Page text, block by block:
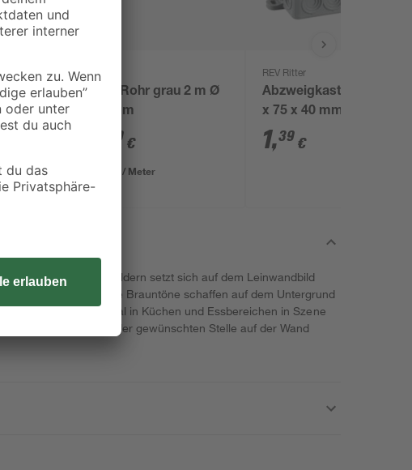
ml
Kopp
ISO-Rohr grau 2 m Ø
20 mm
79 €
0,90 € / Meter
REV Ritter
Abzweigkasten AP 75
x 75 x 40 mm grau
1,39 €
Schriftzügen und Bildern setzt sich auf dem Leinwandbild
Pro-Art ab. Diverse Brauntöne schaffen auf dem Untergrund
Motiv, das sich ideal in Küchen und Essbereichen in Szene
das Bild einfach an der gewünschten Stelle auf der Wand